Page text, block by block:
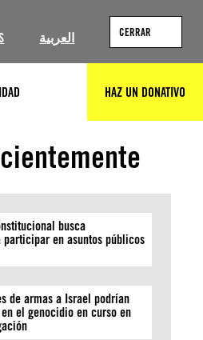
العربية CERRAR
HAZ UN DONATIVO
busca
en asuntos públicos
de armas a Israel podrían
el genocidio en curso en